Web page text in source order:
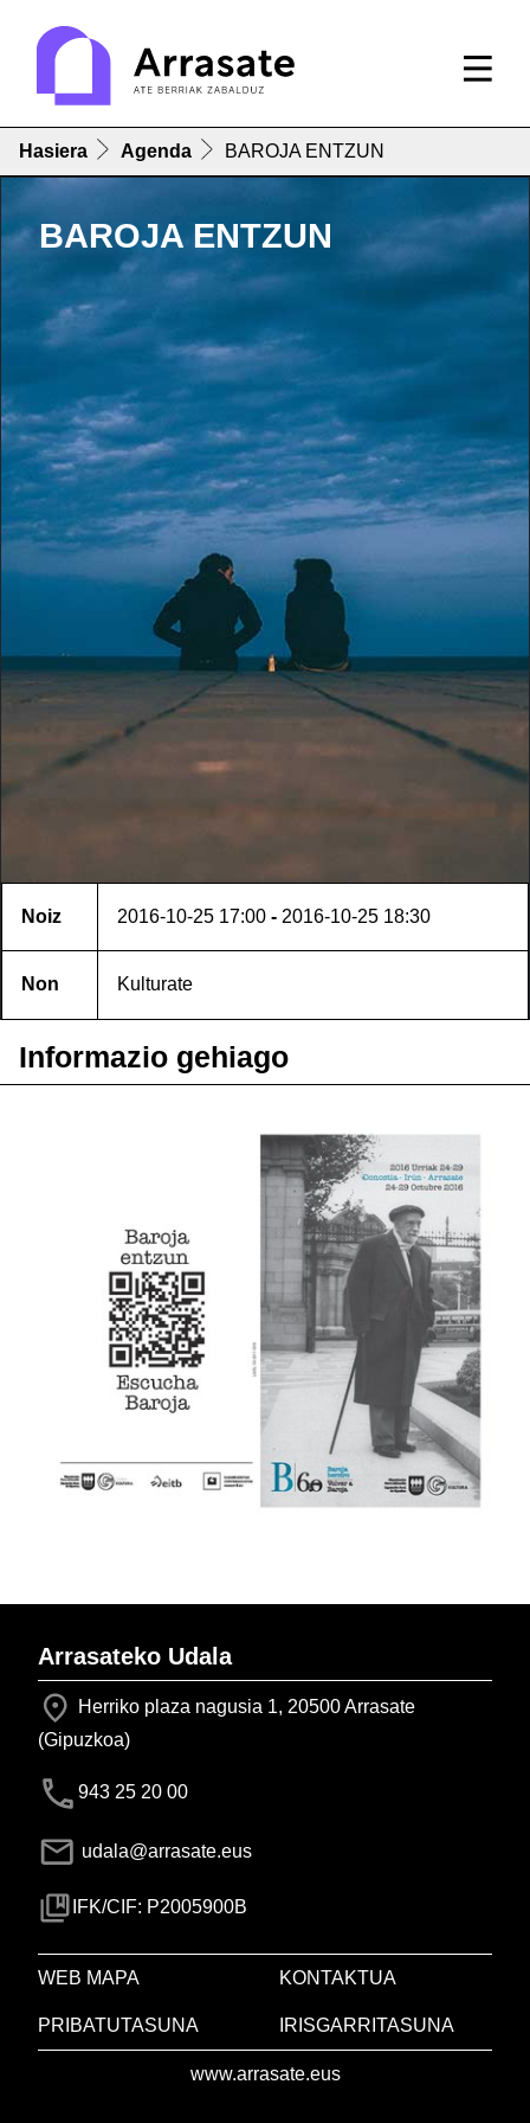
Hasiera Agenda BAROJA ENTZUN
BAROJA ENTZUN
Noiz 2016-10-25 17:00 - 2016-10-25 18:30
Non Kulturate
Informazio gehiago
Arrasateko Udala
Herriko plaza nagusia 1, 20500 Arrasate
(Gipuzkoa)
943 25 20 00
udala@arrasate.eus
IFK/CIF: P2005900B
WEB MAPA KONTAKTUA
PRIBATUTASUNA IRISGARRITASUNA
www.arrasate.eus